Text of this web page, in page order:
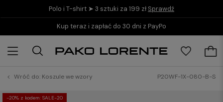
Polo i T-shirt ➤ 3 sztuki za 199 zł Sprawdź
Kup teraz i zapłać do 30 dni z PayPo
Wróć do: Koszule we wzory P20WF-1X-080-B-S
-20% z kodem: SALE-20